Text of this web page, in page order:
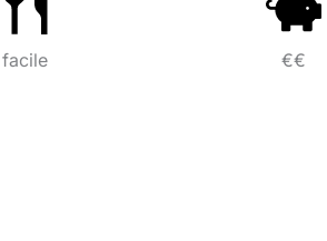
facile €€